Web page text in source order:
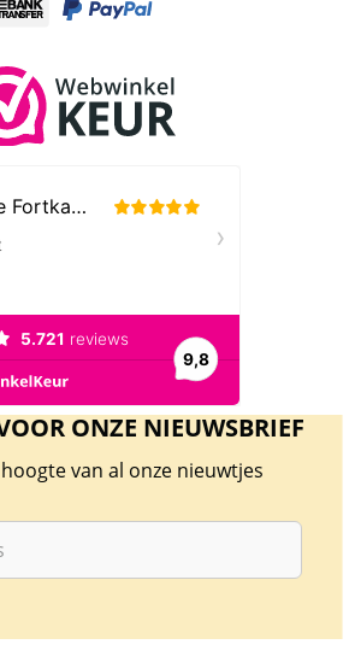
ONZE NIEUWSBRIEF
van al onze nieuwtjes